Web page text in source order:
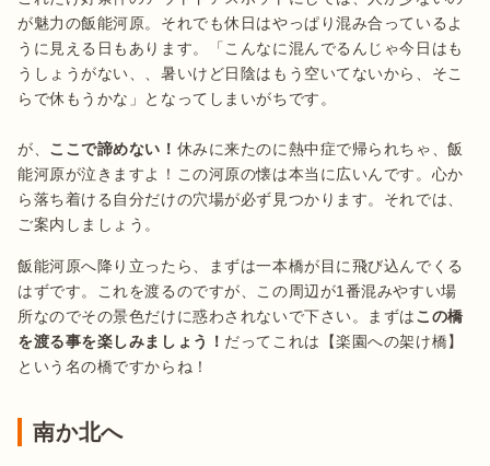
が魅力の飯能河原。それでも休日はやっぱり混み合っているよ
うに見える日もあります。「こんなに混んでるんじゃ今日はも
うしょうがない、、暑いけど日陰はもう空いてないから、そこ
らで休もうかな」となってしまいがちです。
が、 ここで諦めない！ 休みに来たのに熱中症で帰られちゃ、飯
能河原が泣きますよ！この河原の懐は本当に広いんです。心か
ら落ち着ける自分だけの穴場が必ず見つかります。それでは、
ご案内しましょう。
飯能河原へ降り立ったら、まずは一本橋が目に飛び込んでくる
はずです。これを渡るのですが、この周辺が1番混みやすい場
所なのでその景色だけに惑わされないで下さい。まずはこの橋
を渡る事を楽しみましょう！ だってこれは【楽園への架け橋】
という名の橋ですからね！
南か北へ